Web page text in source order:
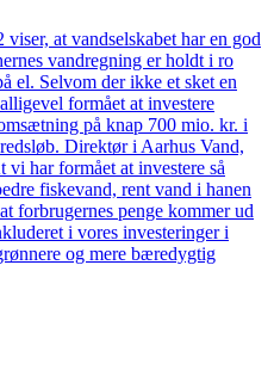
at vandselskabet har en god
vandregning er holdt i ro
el. Selvom der ikke et sket en
formået at investere
på knap 700 mio. kr. i
Direktør i Aarhus Vand,
vi har formået at investere så
fiskevand, rent vand i hanen
forbrugernes penge kommer ud
i vores investeringer i
og mere bæredygtig